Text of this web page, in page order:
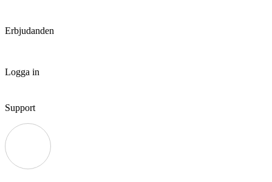
Erbjudanden
Logga in
Support